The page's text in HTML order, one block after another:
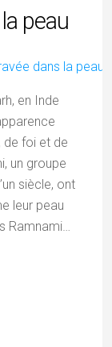
peau
en Inde
de foi et de
un groupe
siècle, ont
leur peau
Ramnami…